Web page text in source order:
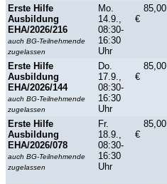
Erste Hilfe
Ausbildung
EHA/2026/216
auch BG-Teilnehmende
zugelassen
Mo.
14.9.,
08:30-
16:30
Uhr
85,00
€
Erste Hilfe
Ausbildung
EHA/2026/144
auch BG-Teilnehmende
zugelassen
Do.
17.9.,
08:30-
16:30
Uhr
85,00
€
Erste Hilfe
Ausbildung
EHA/2026/078
auch BG-Teilnehmende
zugelassen
Fr.
18.9.,
08:30-
16:30
Uhr
85,00
€